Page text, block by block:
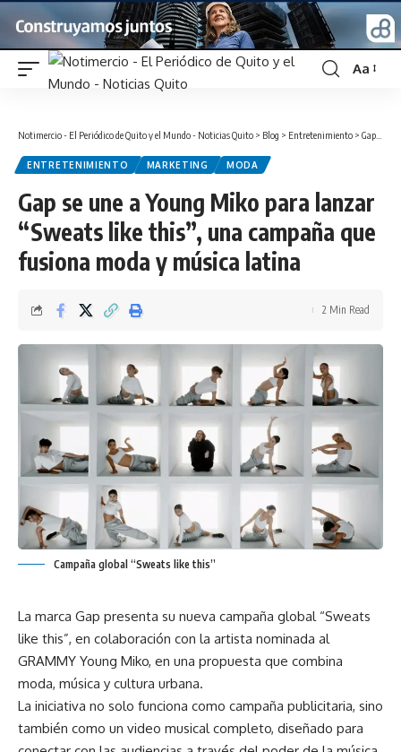
Font
Aa
Notimercio - El Periódico de Quito y el Mundo - Noticias Quito > Blog > Entretenimiento > Gap se une a Young Miko para lanzar “Sweats like this”, una campaña que fusiona moda y música latina
ENTRETENIMIENTO MARKETING MODA
Gap se une a Young Miko para lanzar
“Sweats like this”, una campaña que
fusiona moda y música latina
2 Min Read
Campaña global “Sweats like this”
La marca Gap presenta su nueva campaña global “Sweats
like this”, en colaboración con la artista nominada al
GRAMMY Young Miko, en una propuesta que combina
moda, música y cultura urbana.
La iniciativa no solo funciona como campaña publicitaria, sino
también como un video musical completo, diseñado para